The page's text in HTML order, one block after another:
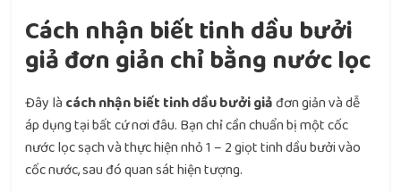
Cách nhận biết tinh dầu bưởi
giả đơn giản chỉ bằng nước lọc
Đây là cách nhận biết tinh dầu bưởi giảđơn giản và dễ
áp dụng tại bất cứ nơi đâu. Bạn chỉ cần chuẩn bị một cốc
nước lọc sạch và thực hiện nhỏ 1 – 2 giọt tinh dầu bưởi vào
cốc nước, sau đó quan sát hiện tượng.